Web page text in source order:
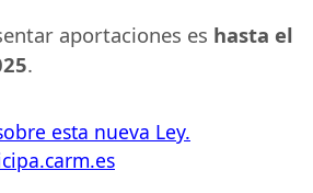
aportaciones es hasta el
.
esta nueva Ley.